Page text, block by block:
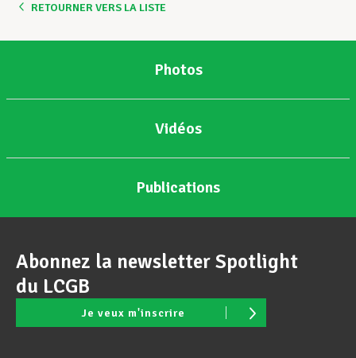
RETOURNER VERS LA LISTE
Photos
Vidéos
Publications
Abonnez la newsletter Spotlight
du LCGB
Je veux m'inscrire